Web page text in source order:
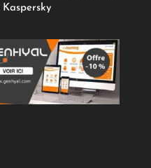
Kaspersky